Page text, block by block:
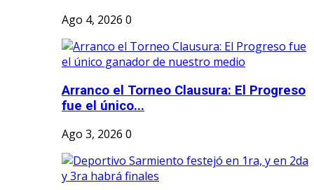
Ago 4, 2026 0
Arranco el Torneo Clausura: El Progreso
fue el único...
Ago 3, 2026 0